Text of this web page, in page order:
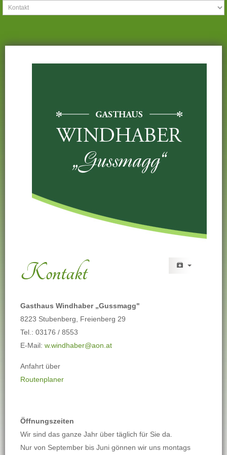
Kontakt
Gasthaus Windhaber „Gussmagg"
8223 Stubenberg, Freienberg 29
Tel.: 03176 / 8553
E-Mail: w.windhaber@aon.at
Anfahrt über
Routenplaner
Öffnungszeiten
Wir sind das ganze Jahr über täglich für Sie da.
Nur von September bis Juni gönnen wir uns montags